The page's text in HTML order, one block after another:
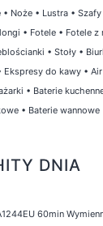
• Noże • Lustra • Szafy
• Fotele • Fotele z
• Stoły •
Ekspresy do kawy •
• Baterie
• Baterie wannowe
DNIA
60min